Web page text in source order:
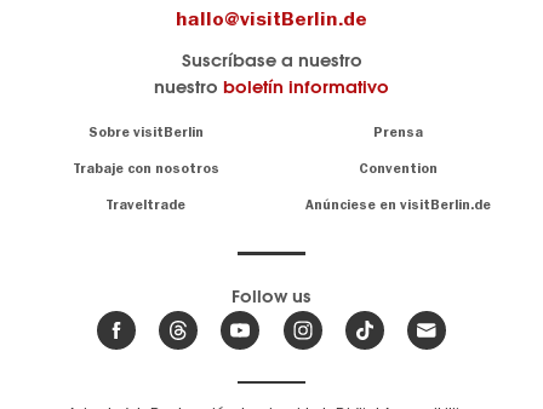
hallo@visitBerlin.de
Suscríbase a nuestro
nuestro boletín informativo
Sobre visitBerlin Prensa
Trabaje con nosotros Convention
Traveltrade Anúnciese en visitBerlin.de
visitBerlin.de
Conocemos
ofrecemos
Consejos
eventos
Follow us